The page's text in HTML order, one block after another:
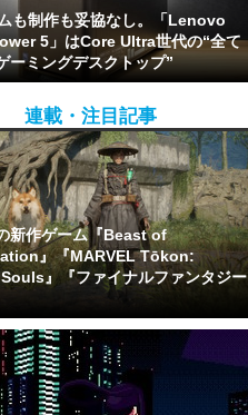
も制作も妥協なし。「Lenovo
5」はCore Ultra世代の“全て
ーミングデスクトップ”
連載・注目記事
新作ゲーム『Beast of
』『MARVEL Tōkon:
』『ファイナルファンタジー